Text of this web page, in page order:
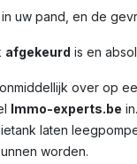
uw pand, en de
afgekeurd is en
over op
Immo-experts.be
laten
worden.